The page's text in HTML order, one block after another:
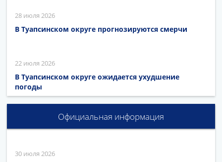
28 июля 2026
В Туапсинском округе прогнозируются смерчи
22 июля 2026
В Туапсинском округе ожидается ухудшение
погоды
Официальная информация
30 июля 2026